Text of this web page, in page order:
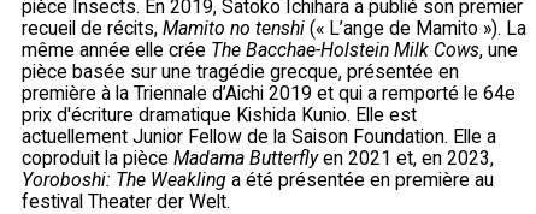
pièce Insects. En 2019, Satoko Ichihara a publié son premier
recueil de récits, Mamito no tenshi (« L’ange de Mamito »). La
même année elle crée The Bacchae-Holstein Milk Cows, une
pièce basée sur une tragédie grecque, présentée en
première à la Triennale d’Aichi 2019 et qui a remporté le 64e
prix d'écriture dramatique Kishida Kunio. Elle est
actuellement Junior Fellow de la Saison Foundation. Elle a
coproduit la pièce Madama Butterflyen 2021 et, en 2023,
Yoroboshi: The Weakling a été présentée en première au
festival Theater der Welt.